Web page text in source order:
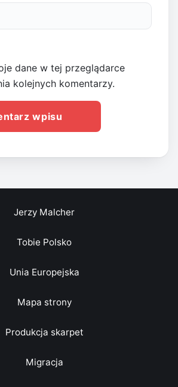
dane w tej przeglądarce
kolejnych komentarzy.
Jerzy Malcher
Tobie Polsko
Unia Europejska
Mapa strony
Produkcja skarpet
Migracja